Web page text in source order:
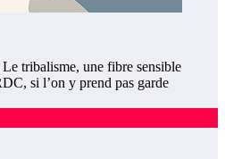
tribalisme, une fibre sensible
si l’on y prend pas garde